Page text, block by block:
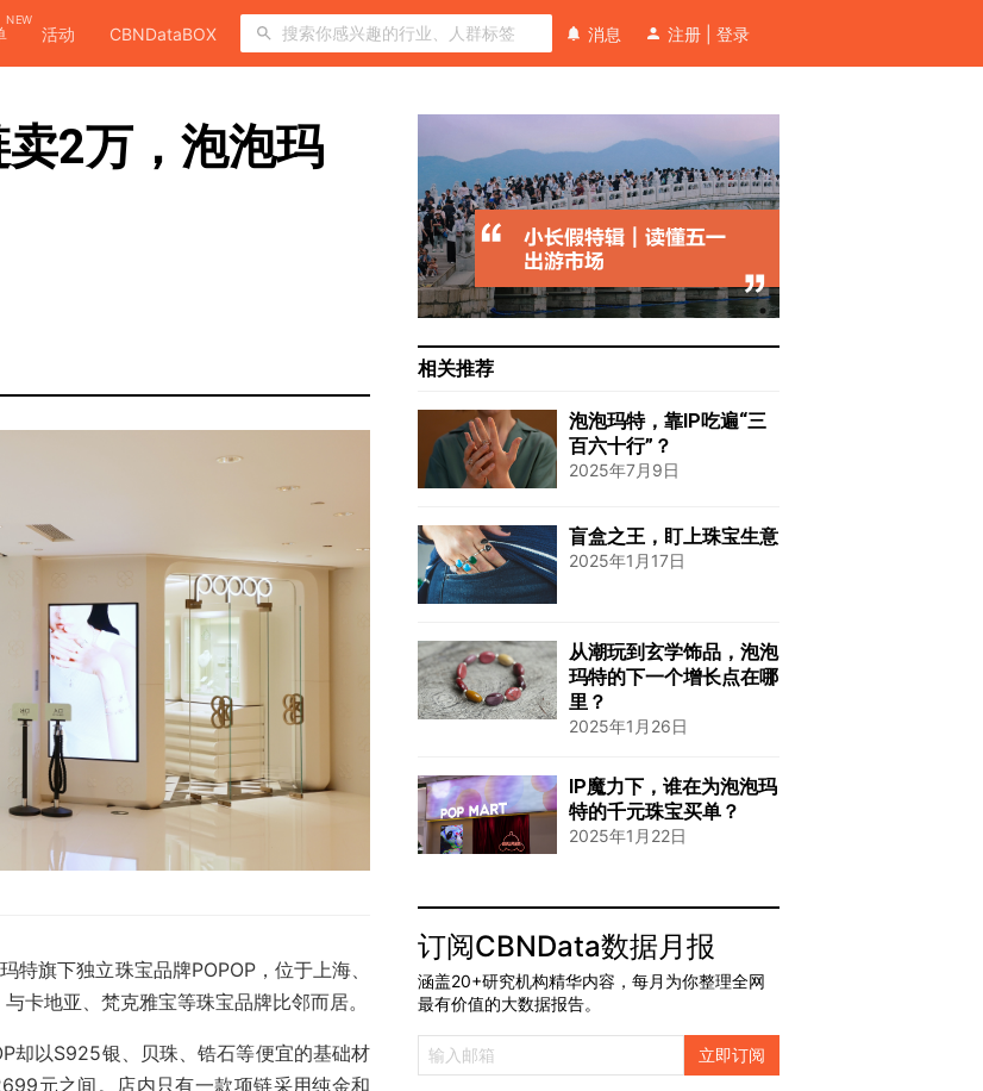
NEW
活动 CBNDataBOX 消息 注册 登录
2万，泡泡玛
特旗下独立珠宝品牌POPOP，位于上海、
卡地亚、梵克雅宝等珠宝品牌比邻而居。
却以S925银、贝珠、锆石等便宜的基础材
元之间。店内只有一款项链采用纯金和
相关推荐
泡泡玛特，靠IP吃遍“三
百六十行”？
2025年7月9日
​盲盒之王，盯上珠宝生意
2025年1月17日
从潮玩到玄学饰品，泡泡
玛特的下一个增长点在哪
里？
2025年1月26日
IP魔力下，谁在为泡泡玛
特的千元珠宝买单？
2025年1月22日
订阅CBNData数据月报
涵盖20+研究机构精华内容，每月为你整理全网
最有价值的大数据报告。
立即订阅